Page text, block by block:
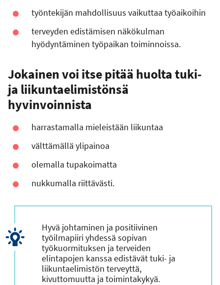
työntekijän mahdollisuus vaikuttaa työaikoihin
terveyden edistämisen näkökulman
hyödyntäminen työpaikan toiminnoissa.
Jokainen voi itse pitää huolta tuki-
ja liikuntaelimistönsä
hyvinvoinnista
harrastamalla mieleistään liikuntaa
välttämällä ylipainoa
olemalla tupakoimatta
nukkumalla riittävästi.
Hyvä johtaminen ja positiivinen
työilmapiiri yhdessä sopivan
työkuormituksen ja terveiden
elintapojen kanssa edistävät tuki- ja
liikuntaelimistön terveyttä,
kivuttomuutta ja toimintakykyä.